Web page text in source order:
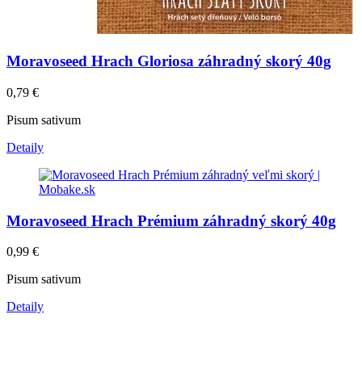
Moravoseed Hrach Gloriosa záhradný skorý 40g
0,79 €
Pisum sativum
Detaily
Moravoseed Hrach Prémium záhradný skorý 40g
0,99 €
Pisum sativum
Detaily